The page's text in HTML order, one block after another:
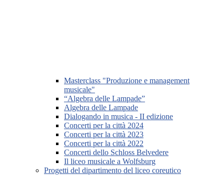
Masterclass "Produzione e management
musicale"
“Algebra delle Lampade”
Algebra delle Lampade
Dialogando in musica - II edizione
Concerti per la città 2024
Concerti per la città 2023
Concerti per la città 2022
Concerti dello Schloss Belvedere
Il liceo musicale a Wolfsburg
Progetti del dipartimento del liceo coreutico